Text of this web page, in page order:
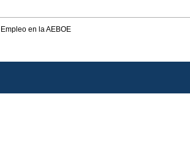
Empleo en la AEBOE